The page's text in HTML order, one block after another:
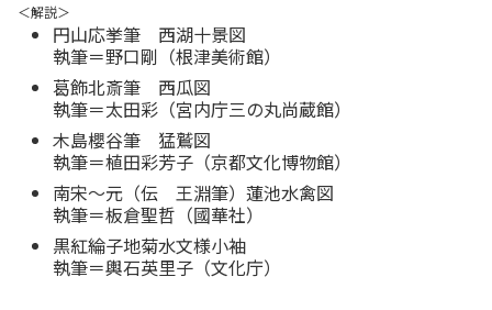
＜解説＞
円山応挙筆 西湖十景図
執筆＝野口剛（根津美術館）
葛飾北斎筆 西瓜図
執筆＝太田彩（宮内庁三の丸尚蔵館）
木島櫻谷筆 猛鷲図
執筆＝植田彩芳子（京都文化博物館）
南宋～元（伝 王淵筆）蓮池水禽図
執筆＝板倉聖哲（國華社）
黒紅綸子地菊水文様小袖
執筆＝輿石英里子（文化庁）